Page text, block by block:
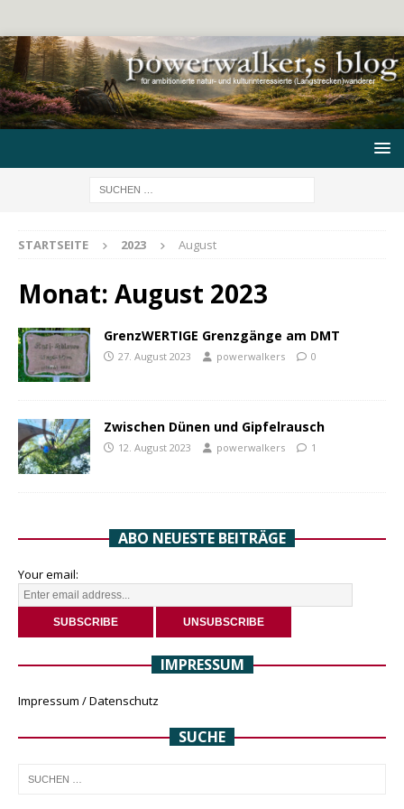
STARTSEITE 2023 August
Monat: August 2023
GrenzWERTIGE Grenzgänge am DMT
27. August 2023 powerwalkers 0
Zwischen Dünen und Gipfelrausch
12. August 2023 powerwalkers 1
ABO NEUESTE BEITRÄGE
Your email:
IMPRESSUM
Impressum / Datenschutz
SUCHE